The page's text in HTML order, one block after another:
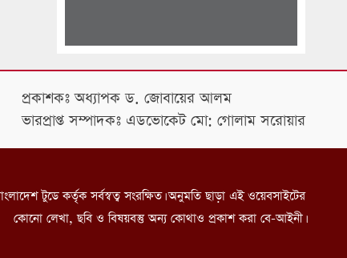
প্রকাশকঃ অধ্যাপক ড. জোবায়ের আলম
ভারপ্রাপ্ত সম্পাদকঃ এডভোকেট মো: গোলাম সরোয়ার
টুডে কর্তৃক সর্বস্বত্ব সংরক্ষিত। অনুমতি ছাড়া এই ওয়েবসাইটের
কোনো লেখা, ছবি ও বিষয়বস্তু অন্য কোথাও প্রকাশ করা বে-আইনী।